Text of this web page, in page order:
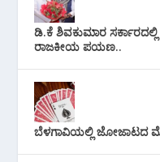
ಡಿ.ಕೆ ಶಿವಕುಮಾರ
ರಾಜಕೀಯ ಪಯಣ..
ಬೆಳಗಾವಿಯಲ್ಲಿ ಜೋಜಾಟದ